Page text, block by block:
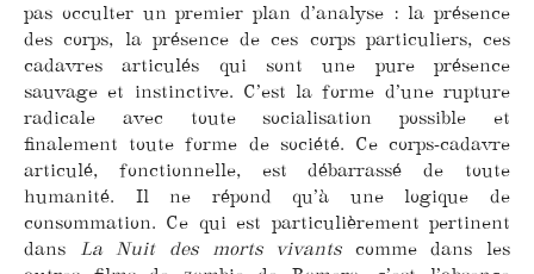
pas occulter un premier plan d’analyse : la présence
des corps, la présence de ces corps particuliers, ces
cadavres articulés qui sont une pure présence
sauvage et instinctive. C’est la forme d’une rupture
radicale avec toute socialisation possible et
finalement toute forme de société. Ce corps-cadavre
articulé, fonctionnelle, est débarrassé de toute
humanité. Il ne répond qu’à une logique de
consommation. Ce qui est particulièrement pertinent
dans La Nuit des morts vivantscomme dans les